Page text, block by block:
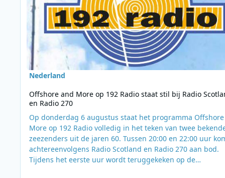
Nederland
Offshore and More op 192 Radio staat stil bij Radio
en Radio 270
Op donderdag 6 augustus staat het programma
More op 192 Radio volledig in het teken van twee
zeezenders uit de jaren 60. Tussen 20:00 en 22:00 uur
achtereenvolgens Radio Scotland en Radio 270 aan bod.
Tijdens het eerste uur wordt teruggekeken op de